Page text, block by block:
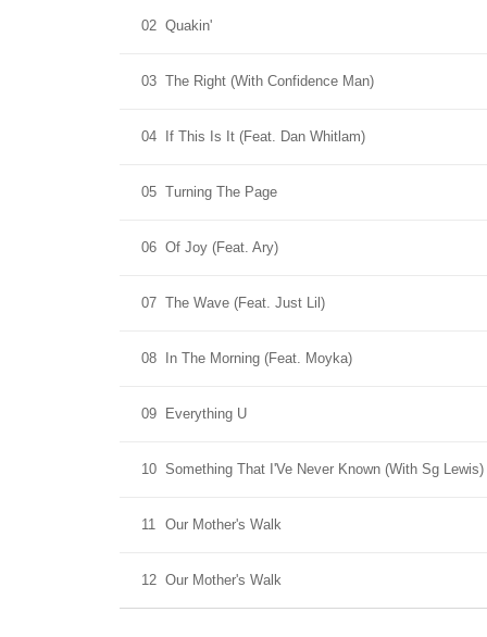
02 Quakin'
03 The Right (With Confidence Man)
04 If This Is It (Feat. Dan Whitlam)
05 Turning The Page
06 Of Joy (Feat. Ary)
07 The Wave (Feat. Just Lil)
08 In The Morning (Feat. Moyka)
09 Everything U
10 Something That I'Ve Never Known (With Sg Lewis)
11 Our Mother's Walk
12 Our Mother's Walk